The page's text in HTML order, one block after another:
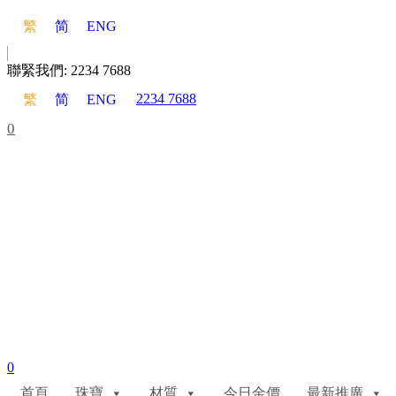
繁 简 ENG
聯緊我們: 2234 7688
繁
简 ENG 2234 7688
0
0
首頁
珠寶 材質 今日金價 最新推廣